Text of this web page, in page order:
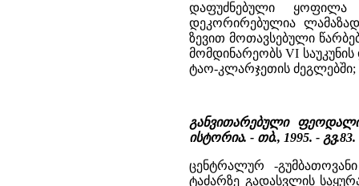
დაფუძნებული ყოფილა
დეკორირებულია
ზევით მოთავსებული
მომდინარეობს VI
ტაო-კლარჯეთის ძეგლებში;
განვითარებული
ისტორია. - თბ., 1995. - გვ.83.
ცენტრალურ -
ტაძარზე გადასვლის